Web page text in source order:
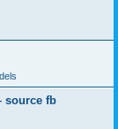
source fb